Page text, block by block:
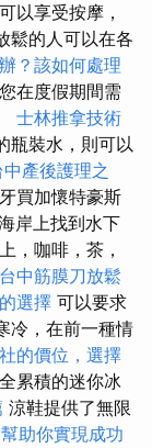
以享受按摩，
鬆的人可以在各
？該如何處理
在度假期間需
士林推拿技術
瓶裝水，則可以
中產後護理之
買加懷特豪斯
岸上找到水下
，咖啡，茶，
台中筋膜刀放鬆
選擇 可以要求
冷，在前一種情
的價位，選擇
累積的迷你冰
涼鞋提供了無限
助你實現成功